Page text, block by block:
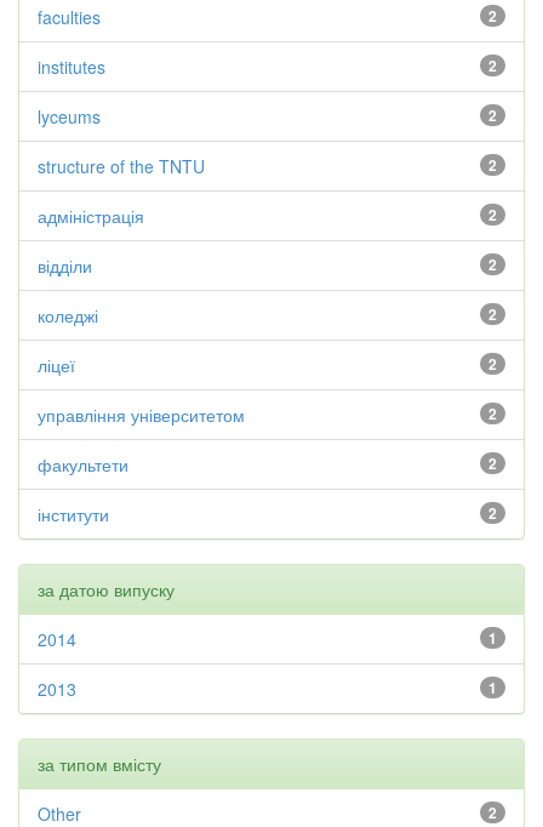
2
faculties
2
institutes
2
lyceums
2
structure of the TNTU
2
адміністрація
2
відділи
2
коледжі
2
ліцеї
2
управління університетом
2
факультети
2
інститути
за датою випуску
1
2014
1
2013
за типом вмісту
2
Other